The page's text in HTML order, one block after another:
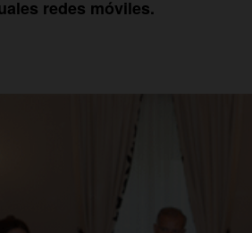
redes móviles.